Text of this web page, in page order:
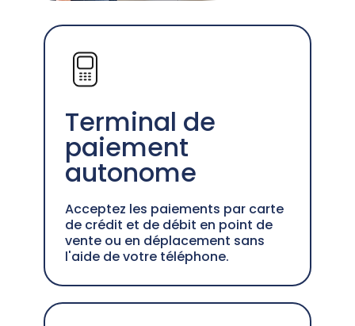
Terminal de
paiement
autonome
Acceptez les paiements par carte
de crédit et de débit en point de
vente ou en déplacement sans
l'aide de votre téléphone.